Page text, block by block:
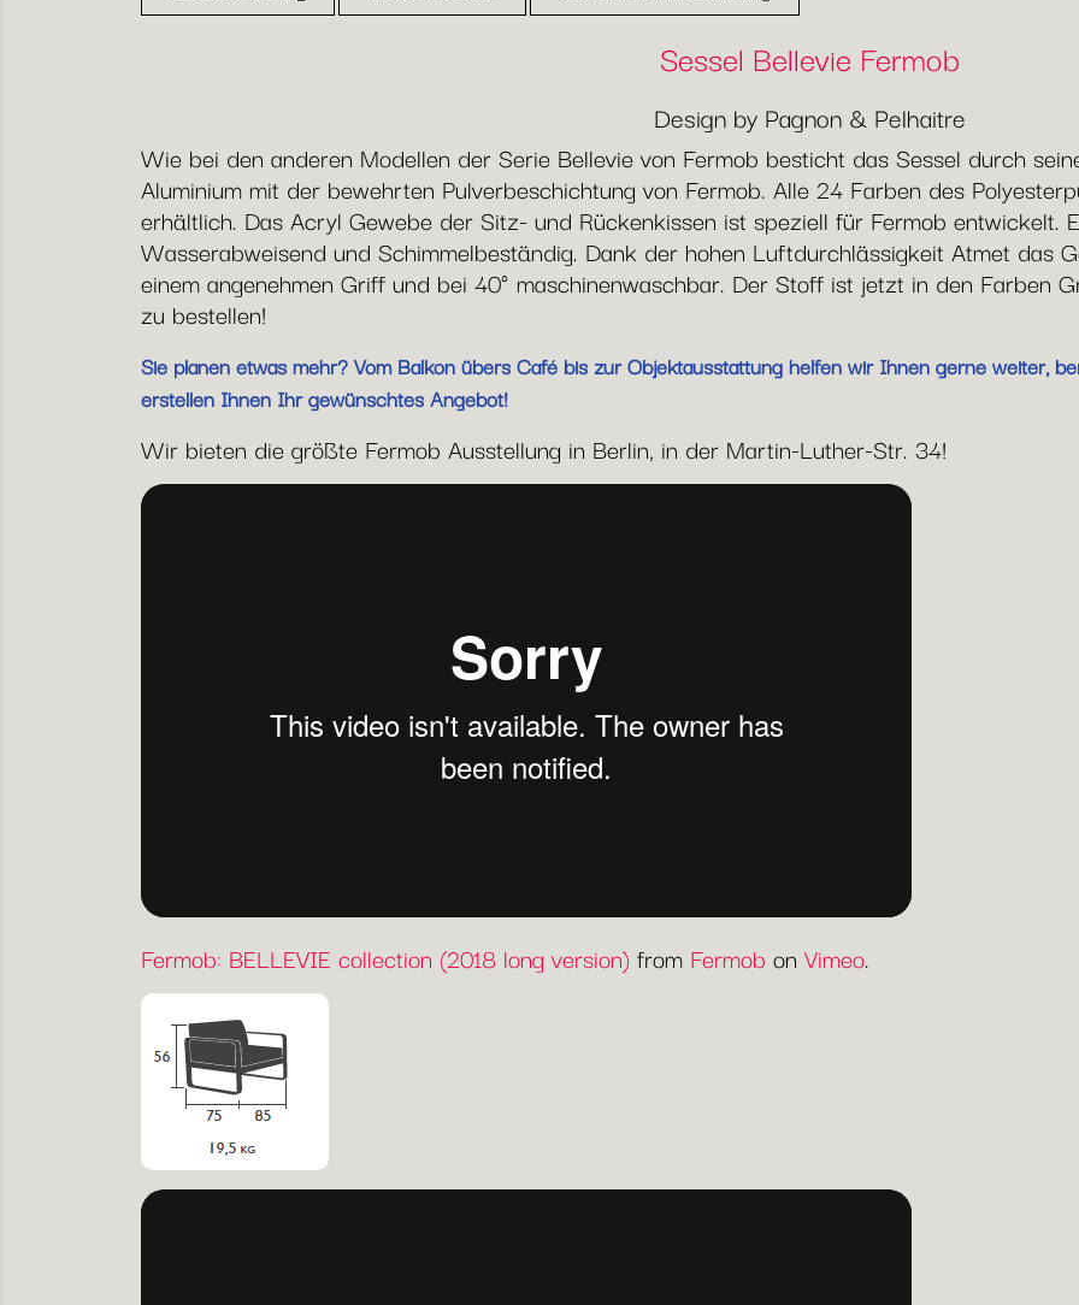
Sessel Bellevie Fermob
Design by Pagnon & Pelhaitre
Wie bei den anderen Modellen der Serie Bellevie von Fermob besticht das Sessel durch
Aluminium mit der bewehrten Pulverbeschichtung von Fermob. Alle 24 Farben des
erhältlich. Das Acryl Gewebe der Sitz- und Rückenkissen ist speziell für Fermob entwickelt.
Wasserabweisend und Schimmelbeständig. Dank der hohen Luftdurchlässigkeit Atmet das
einem angenehmen Griff und bei 40° maschinenwaschbar. Der Stoff ist jetzt in den Farben
zu bestellen!
Sie planen etwas mehr? Vom Balkon übers Café bis zur Objektausstattung helfen wir Ihnen gerne weiter,
erstellen Ihnen Ihr gewünschtes Angebot!
Wir bieten die größte Fermob Ausstellung in Berlin, in der Martin-Luther-Str. 34!
Fermob: BELLEVIE collection (2018 long version) from Fermob on Vimeo.